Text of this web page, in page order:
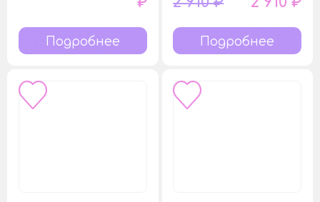
Подробнее Подробнее